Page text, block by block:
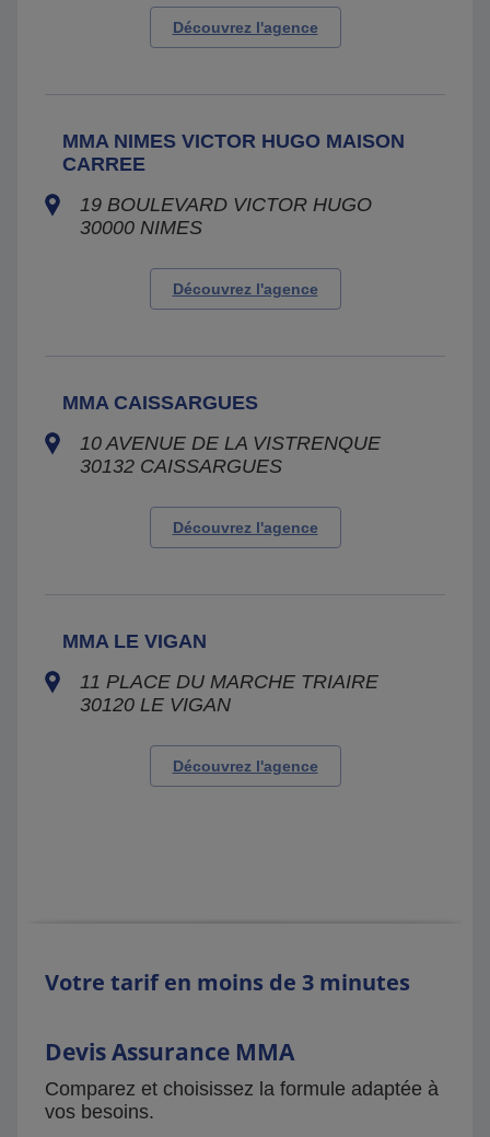
Découvrez l'agence
MMA NIMES VICTOR HUGO MAISON
CARREE
19 BOULEVARD VICTOR HUGO
30000 NIMES
Découvrez l'agence
MMA CAISSARGUES
10 AVENUE DE LA VISTRENQUE
30132 CAISSARGUES
Découvrez l'agence
MMA LE VIGAN
11 PLACE DU MARCHE TRIAIRE
30120 LE VIGAN
Découvrez l'agence
Votre tarif en moins de 3 minutes
Devis Assurance MMA
Comparez et choisissez la formule adaptée à
vos besoins.